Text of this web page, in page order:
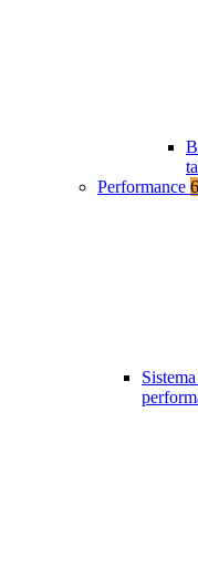
Performance 6